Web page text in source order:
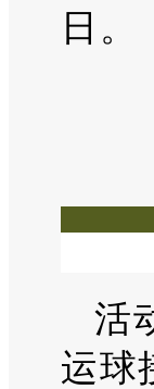
日。
活
运球